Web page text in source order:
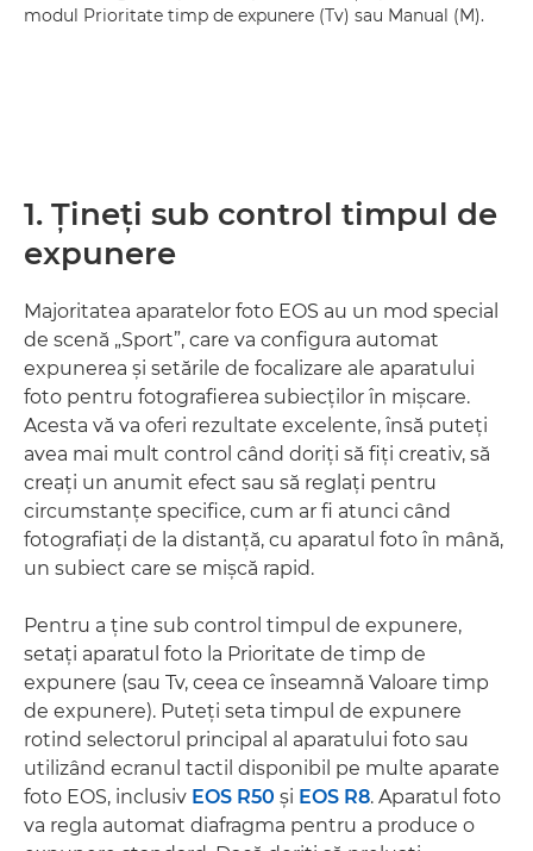
modul Prioritate timp de expunere (Tv) sau Manual (M).
1. Ţineţi sub control timpul de
expunere
Majoritatea aparatelor foto EOS au un mod special
de scenă „Sport”, care va configura automat
expunerea şi setările de focalizare ale aparatului
foto pentru fotografierea subiecţilor în mişcare.
Acesta vă va oferi rezultate excelente, însă puteţi
avea mai mult control când doriţi să fiţi creativ, să
creaţi un anumit efect sau să reglaţi pentru
circumstanţe specifice, cum ar fi atunci când
fotografiaţi de la distanţă, cu aparatul foto în mână,
un subiect care se mişcă rapid.
Pentru a ţine sub control timpul de expunere,
setaţi aparatul foto la Prioritate de timp de
expunere (sau Tv, ceea ce înseamnă Valoare timp
de expunere). Puteţi seta timpul de expunere
rotind selectorul principal al aparatului foto sau
utilizând ecranul tactil disponibil pe multe aparate
foto EOS, inclusiv EOS R50 şi EOS R8. Aparatul foto
va regla automat diafragma pentru a produce o